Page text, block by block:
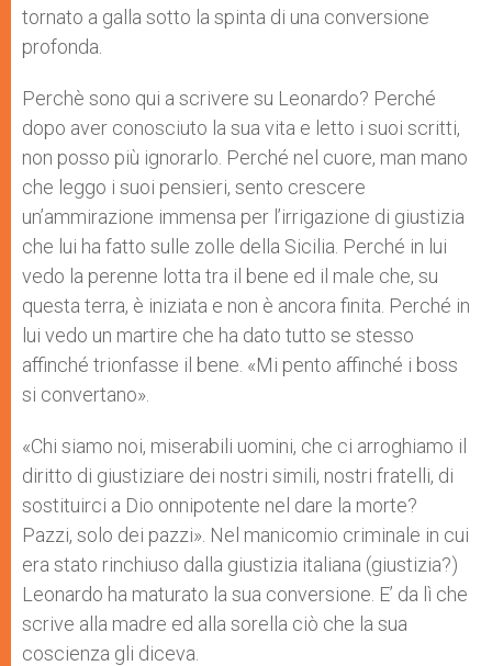
tornato a galla sotto la spinta di una conversione
profonda.
Perchè sono qui a scrivere su Leonardo? Perché
dopo aver conosciuto la sua vita e letto i suoi scritti,
non posso più ignorarlo. Perché nel cuore, man mano
che leggo i suoi pensieri, sento crescere
un’ammirazione immensa per l’irrigazione di giustizia
che lui ha fatto sulle zolle della Sicilia. Perché in lui
vedo la perenne lotta tra il bene ed il male che, su
questa terra, è iniziata e non è ancora finita. Perché in
lui vedo un martire che ha dato tutto se stesso
affinché trionfasse il bene. «Mi pento affinché i boss
si convertano».
«Chi siamo noi, miserabili uomini, che ci arroghiamo il
diritto di giustiziare dei nostri simili, nostri fratelli, di
sostituirci a Dio onnipotente nel dare la morte?
Pazzi, solo dei pazzi». Nel manicomio criminale in cui
era stato rinchiuso dalla giustizia italiana (giustizia?)
Leonardo ha maturato la sua conversione. E’ da lì che
scrive alla madre ed alla sorella ciò che la sua
coscienza gli diceva.